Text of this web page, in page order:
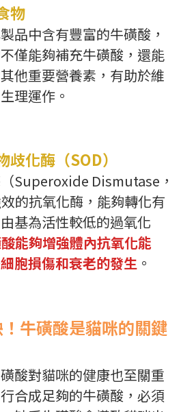
物
品中含有豐富的牛磺酸，
僅能夠補充牛磺酸，還能
他重要營養素，有助於維
理運作。
歧化酶（SOD）
Superoxide Dismutase，
的抗氧化酶，能夠轉化有
基為活性較低的過氧化
能夠增強體內抗氧化能
胞損傷和衰老的發生 。
牛磺酸是貓咪的關鍵
酸對貓咪的健康也至關重
合成足夠的牛磺酸，必須